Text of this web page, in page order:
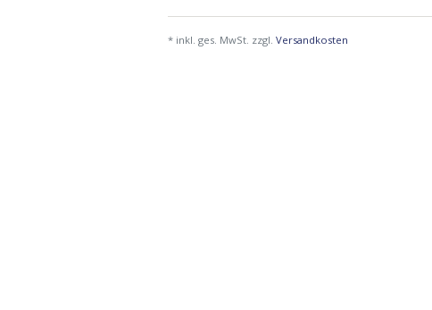
* inkl. ges. MwSt. zzgl. Versandkosten